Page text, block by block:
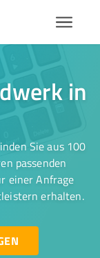
in
Sie aus 100
passenden
einer Anfrage
erhalten.